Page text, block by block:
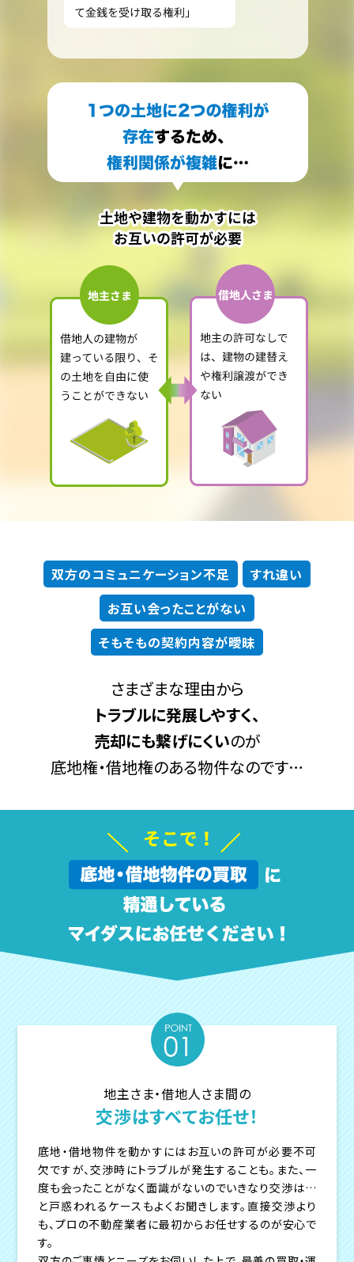
双方のコミュニケーション不足
すれ違い
お互い会ったことがない
そもそもの契約内容が曖昧
さまざまな理由から
トラブルに発展しやすく、
売却にも繋げにくいのが
底地権・借地権のある物件なのです…
地主さま・借地人さま間の
交渉はすべてお任せ！
底地・借地物件を動かすにはお互いの許可が必要不可
欠ですが、交渉時にトラブルが発生することも。また、一
度も会ったことがなく面識がないのでいきなり交渉は…
と戸惑われるケースもよくお聞きします。直接交渉より
も、プロの不動産業者に最初からお任せするのが安心で
す。